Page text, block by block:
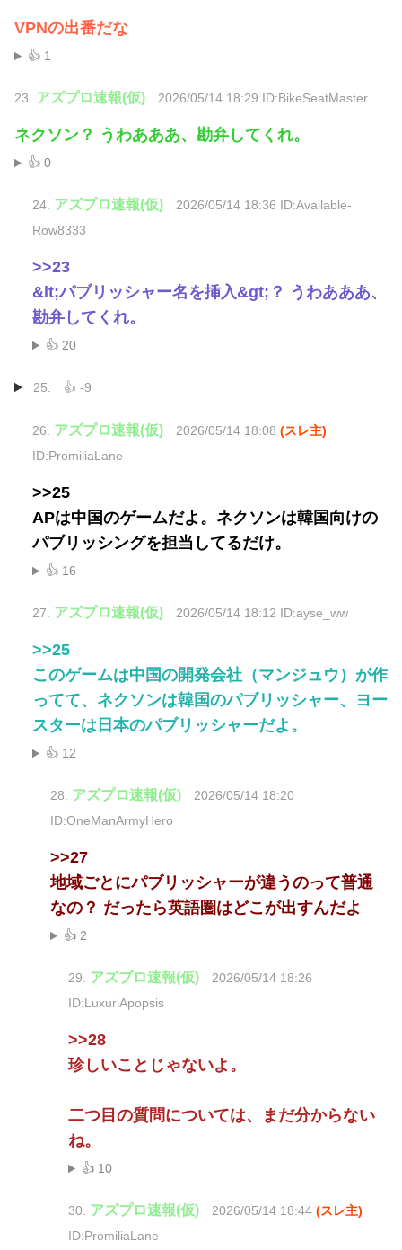
VPNの出番だな
👍 1
23. アズプロ速報(仮) 2026/05/14 18:29 ID:BikeSeatMaster
ネクソン？ うわあああ、勘弁してくれ。
👍 0
24. アズプロ速報(仮)
2026/05/14 18:36 ID:Available-
Row8333
>>23
&lt;パブリッシャー名を挿入&gt;？ うわあああ、
勘弁してくれ。
👍 20
25. 👍 -9
26. アズプロ速報(仮) 2026/05/14 18:08 (スレ主)
ID:PromiliaLane
>>25
APは中国のゲームだよ。ネクソンは韓国向けの
パブリッシングを担当してるだけ。
👍 16
27. アズプロ速報(仮) 2026/05/14 18:12 ID:ayse_ww
>>25
このゲームは中国の開発会社（マンジュウ）が作
ってて、ネクソンは韓国のパブリッシャー、ヨー
スターは日本のパブリッシャーだよ。
👍 12
28. アズプロ速報(仮)
2026/05/14 18:20
ID:OneManArmyHero
>>27
地域ごとにパブリッシャーが違うのって普通
なの？ だったら英語圏はどこが出すんだよ
👍 2
29. アズプロ速報(仮)
2026/05/14 18:26
ID:LuxuriApopsis
>>28
珍しいことじゃないよ。
二つ目の質問については、まだ分からない
ね。
👍 10
30. アズプロ速報(仮) 2026/05/14 18:44 (スレ主)
ID:PromiliaLane